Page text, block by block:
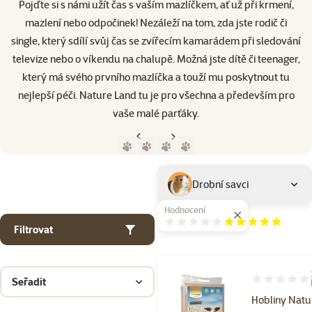
Pojďte si s námi užít čas s vaším mazlíčkem, ať už při krmení,
mazlení nebo odpočinek! Nezáleží na tom, zda jste rodič či
single, který sdílí svůj čas se zvířecím kamarádem při sledování
televize nebo o víkendu na chalupě. Možná jste dítě či teenager,
který má svého prvního mazlíčka a touží mu poskytnout tu
nejlepší péči. Nature Land tu je pro všechna a především pro
vaše malé parťáky.
Předchozí stranaNásledující strana
Podkategorie
Drobní savci
Filtrovat
Hodnocení
Hodnocení 100%
Seřadit
Hobliny
Hodnocení